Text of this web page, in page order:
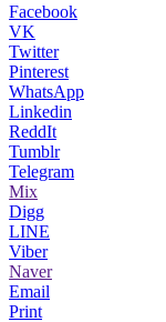
Facebook
VK
Twitter
Pinterest
WhatsApp
Linkedin
ReddIt
Tumblr
Telegram
Mix
Digg
LINE
Viber
Naver
Email
Print